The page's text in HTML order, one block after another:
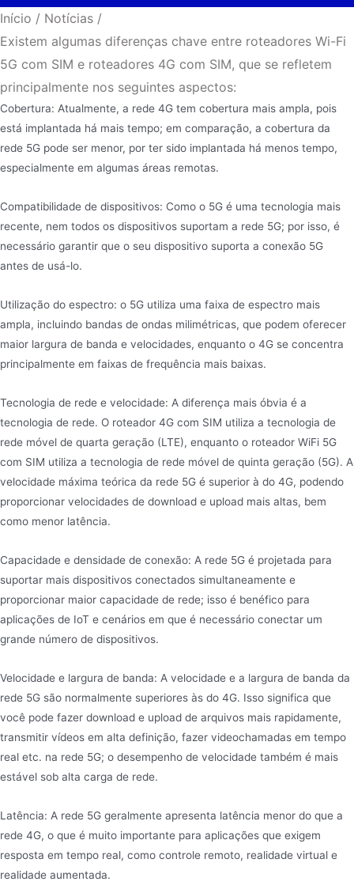
Início / Notícias /
Existem algumas diferenças chave entre roteadores Wi-Fi
5G com SIM e roteadores 4G com SIM, que se refletem
principalmente nos seguintes aspectos:
Cobertura: Atualmente, a rede 4G tem cobertura mais ampla, pois
está implantada há mais tempo; em comparação, a cobertura da
rede 5G pode ser menor, por ter sido implantada há menos tempo,
especialmente em algumas áreas remotas.
Compatibilidade de dispositivos: Como o 5G é uma tecnologia mais
recente, nem todos os dispositivos suportam a rede 5G; por isso, é
necessário garantir que o seu dispositivo suporta a conexão 5G
antes de usá-lo.
Utilização do espectro: o 5G utiliza uma faixa de espectro mais
ampla, incluindo bandas de ondas milimétricas, que podem oferecer
maior largura de banda e velocidades, enquanto o 4G se concentra
principalmente em faixas de frequência mais baixas.
Tecnologia de rede e velocidade: A diferença mais óbvia é a
tecnologia de rede. O roteador 4G com SIM utiliza a tecnologia de
rede móvel de quarta geração (LTE), enquanto o roteador WiFi 5G
com SIM utiliza a tecnologia de rede móvel de quinta geração (5G). A
velocidade máxima teórica da rede 5G é superior à do 4G, podendo
proporcionar velocidades de download e upload mais altas, bem
como menor latência.
Capacidade e densidade de conexão: A rede 5G é projetada para
suportar mais dispositivos conectados simultaneamente e
proporcionar maior capacidade de rede; isso é benéfico para
aplicações de IoT e cenários em que é necessário conectar um
grande número de dispositivos.
Velocidade e largura de banda: A velocidade e a largura de banda da
rede 5G são normalmente superiores às do 4G. Isso significa que
você pode fazer download e upload de arquivos mais rapidamente,
transmitir vídeos em alta definição, fazer videochamadas em tempo
real etc. na rede 5G; o desempenho de velocidade também é mais
estável sob alta carga de rede.
Latência: A rede 5G geralmente apresenta latência menor do que a
rede 4G, o que é muito importante para aplicações que exigem
resposta em tempo real, como controle remoto, realidade virtual e
realidade aumentada.